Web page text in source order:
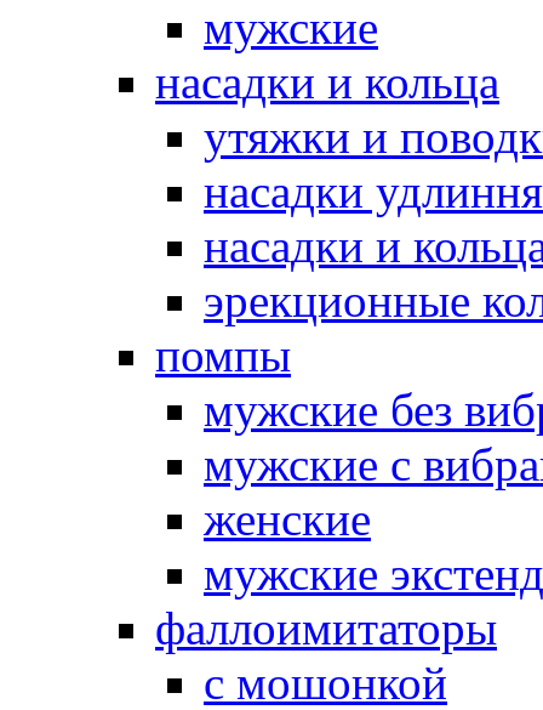
мужские
насадки и кольца
утяжки и
насадки
насадки и
эрекционные
помпы
мужские без
мужские с
женские
мужские
фаллоимитаторы
с мошонкой